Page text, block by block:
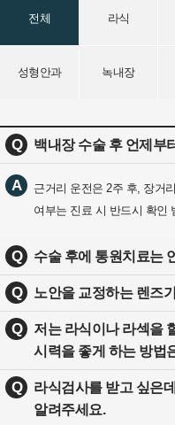
전체 라식
성형안과 녹내장
Q 백내장 수술 후 언제부
A
근거리 운전은 2주 후, 장거
여부는 진료 시 반드시 확인
Q 수술 후에 통원치료는
Q 노안을 교정하는 렌즈
Q
저는 라식이나 라섹을
시력을 좋게 하는 방법
Q
라식검사를 받고 싶은
알려주세요.